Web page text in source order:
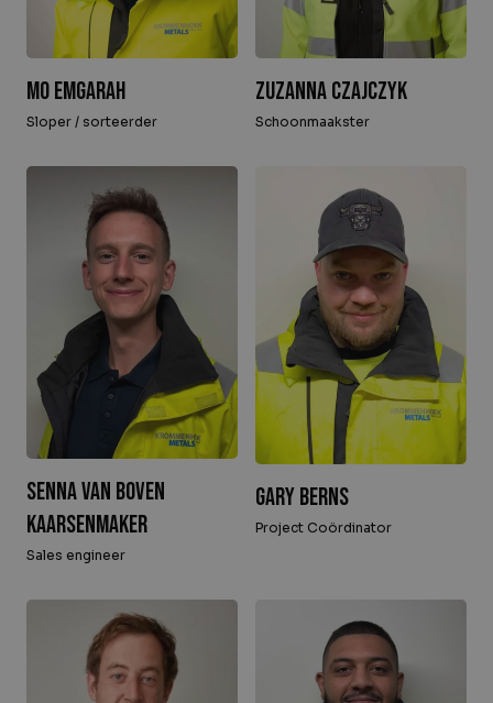
Mo Emgarah
Sloper / sorteerder
Zuzanna Czajczyk
Schoonmaakster
Senna van Boven
Kaarsenmaker
Sales engineer
Gary Berns
Project Coördinator